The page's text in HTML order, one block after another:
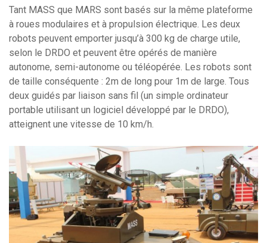
Tant MASS que MARS sont basés sur la même plateforme
à roues modulaires et à propulsion électrique. Les deux
robots peuvent emporter jusqu’à 300 kg de charge utile,
selon le DRDO et peuvent être opérés de manière
autonome, semi-autonome ou téléopérée. Les robots sont
de taille conséquente : 2m de long pour 1m de large. Tous
deux guidés par liaison sans fil (un simple ordinateur
portable utilisant un logiciel développé par le DRDO),
atteignent une vitesse de 10 km/h.